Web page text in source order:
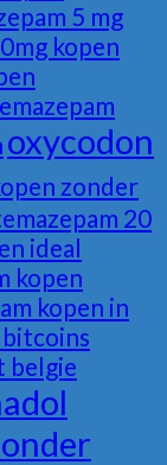
5 mg
kopen
oxycodon
zonder
20
ideal
kopen
kopen in
belgie